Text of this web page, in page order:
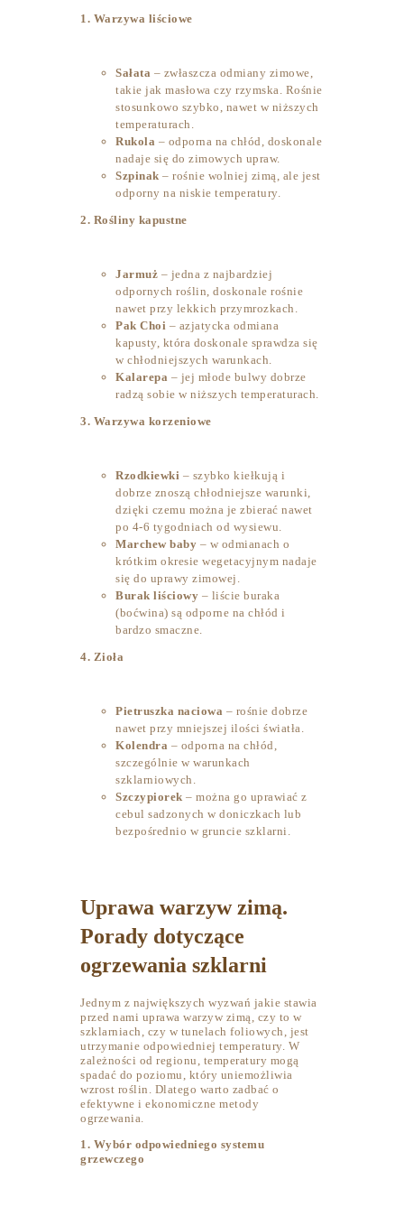
1. Warzywa liściowe
Sałata – zwłaszcza odmiany zimowe,
takie jak masłowa czy rzymska. Rośnie
stosunkowo szybko, nawet w niższych
temperaturach.
Rukola – odporna na chłód, doskonale
nadaje się do zimowych upraw.
Szpinak – rośnie wolniej zimą, ale jest
odporny na niskie temperatury.
2. Rośliny kapustne
Jarmuż – jedna z najbardziej
odpornych roślin, doskonale rośnie
nawet przy lekkich przymrozkach.
Pak Choi – azjatycka odmiana
kapusty, która doskonale sprawdza się
w chłodniejszych warunkach.
Kalarepa – jej młode bulwy dobrze
radzą sobie w niższych temperaturach.
3. Warzywa korzeniowe
Rzodkiewki – szybko kiełkują i
dobrze znoszą chłodniejsze warunki,
dzięki czemu można je zbierać nawet
po 4-6 tygodniach od wysiewu.
Marchew baby – w odmianach o
krótkim okresie wegetacyjnym nadaje
się do uprawy zimowej.
Burak liściowy – liście buraka
(boćwina) są odporne na chłód i
bardzo smaczne.
4. Zioła
Pietruszka naciowa – rośnie dobrze
nawet przy mniejszej ilości światła.
Kolendra – odporna na chłód,
szczególnie w warunkach
szklarniowych.
Szczypiorek – można go uprawiać z
cebul sadzonych w doniczkach lub
bezpośrednio w gruncie szklarni.
Uprawa warzyw zimą.
Porady dotyczące
ogrzewania szklarni
Jednym z największych wyzwań jakie stawia
przed nami uprawa warzyw zimą, czy to w
szklarniach, czy w tunelach foliowych, jest
utrzymanie odpowiedniej temperatury. W
zależności od regionu, temperatury mogą
spadać do poziomu, który uniemożliwia
wzrost roślin. Dlatego warto zadbać o
efektywne i ekonomiczne metody
ogrzewania.
1. Wybór odpowiedniego systemu
grzewczego